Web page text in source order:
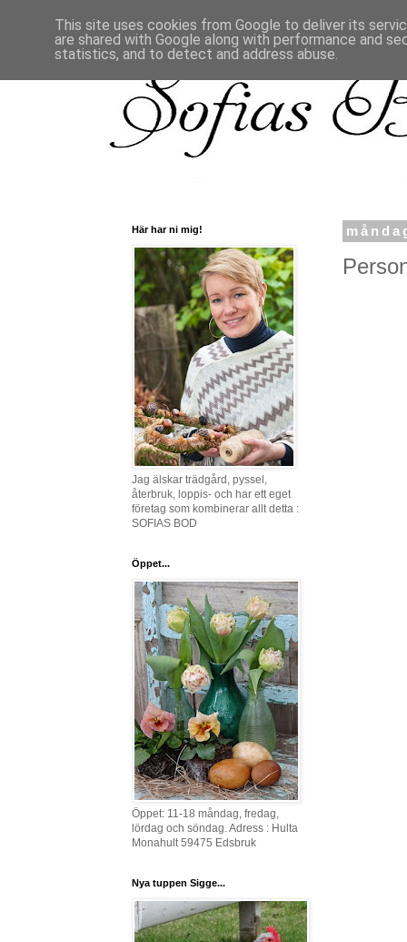
Här har ni mig!
Jag älskar trädgård, pyssel,
återbruk, loppis- och har ett eget
företag som kombinerar allt detta :
SOFIAS BOD
Öppet...
Öppet: 11-18 måndag, fredag,
lördag och söndag. Adress : Hulta
Monahult 59475 Edsbruk
Nya tuppen Sigge...
This site uses cookies from Google to deliver its
are shared with Google along with performance and
statistics, and to detect and address abuse.